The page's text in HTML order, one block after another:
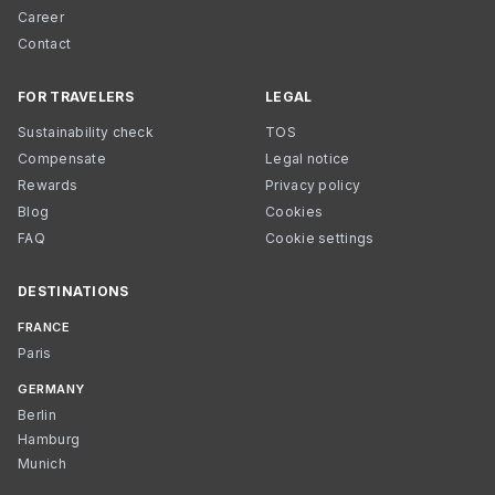
Career
Contact
FOR TRAVELERS
Sustainability check
Compensate
Rewards
Blog
FAQ
LEGAL
TOS
Legal notice
Privacy policy
Cookies
Cookie settings
DESTINATIONS
FRANCE
Paris
GERMANY
Berlin
Hamburg
Munich